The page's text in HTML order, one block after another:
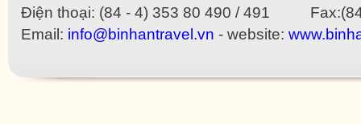
Điện thoại: (84 - 4) 353 80 490 / 491 Fax:(84
Email: info@binhantravel.vn - website: